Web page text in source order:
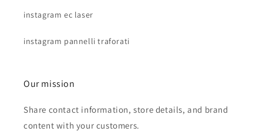
instagram ec laser
instagram pannelli traforati
Our mission
Share contact information, store details, and brand
content with your customers.